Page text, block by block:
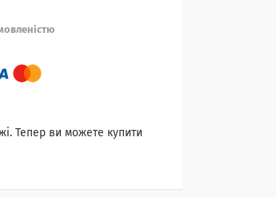
Тепер ви можете купити